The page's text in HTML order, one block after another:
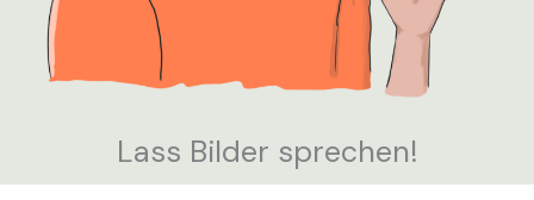
Lass Bilder sprechen!